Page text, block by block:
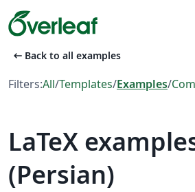
arrow_left_alt Back to all examples
Filters:All/Templates/Examples/
LaTeX
(Persian)